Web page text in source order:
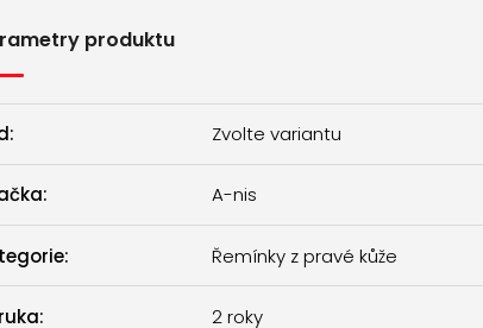
produktu
Zvolte variantu
A-nis
: Řemínky z pravé kůže
: 2 roky